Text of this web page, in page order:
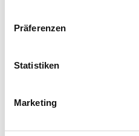
Präferenzen
Statistiken
Marketing
Hausbeschreibung und/oder
können.
frei
2026 1 2 3 4 5